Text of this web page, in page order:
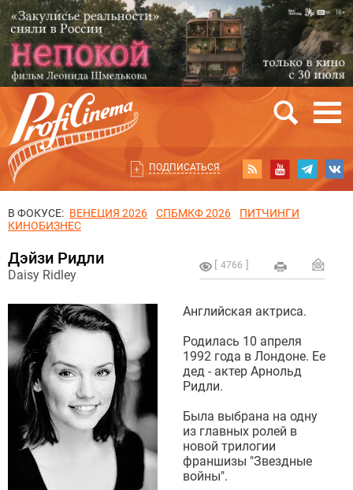
ПОДПИСАТЬСЯ
В ФОКУСЕ: ВЕНЕЦИЯ 2026 СПБМКФ 2026
ПИТЧИНГИ
КИНОБИЗНЕС
4766
Дэйзи Ридли
Daisy Ridley
Английская актриса.
Родилась 10 апреля
1992 года в Лондоне. Ее
дед - актер Арнольд
Ридли.
Была выбрана на одну
из главных ролей в
новой трилогии
франшизы "Звездные
войны".